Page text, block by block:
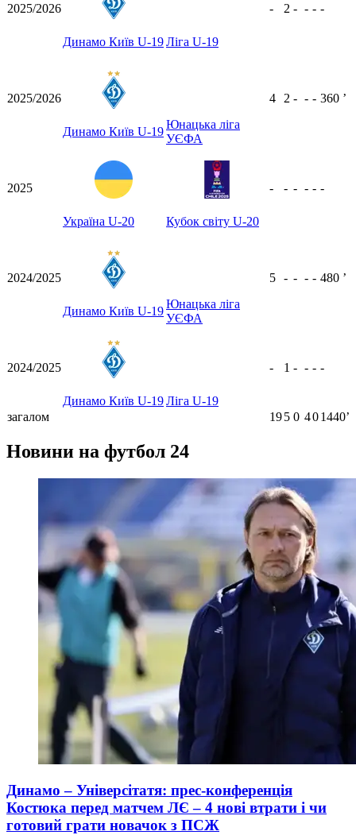
2025/2026
Динамо Київ U-19Ліга U-19
- 2 - - - -
2025/2026
Динамо Київ U-19
Юнацька ліга
УЄФА
4 2 - - - 360 ʼ
2025
Україна U-20 Кубок світу U-20
- - - - - -
2024/2025
Динамо Київ U-19
Юнацька ліга
УЄФА
5 - - - - 480 ʼ
2024/2025
Динамо Київ U-19Ліга U-19
- 1 - - - -
загалом 195 0 401440ʼ
Новини на футбол 24
Динамо – Універсітатя: прес-конференція
Костюка перед матчем ЛЄ – 4 нові втрати і чи
готовий грати новачок з ПСЖ